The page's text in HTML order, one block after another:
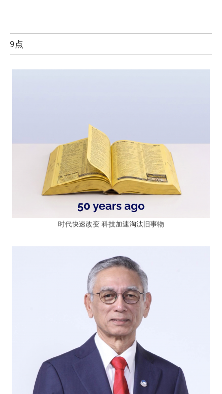
9点
时代快速改变 科技加速淘汰旧事物